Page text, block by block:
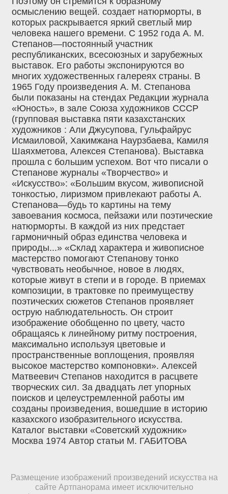
осмыслению вещей. создает натюрморты, в
которых раскрывается яркий светлый мир
человека нашего времени. С 1952 года А. М.
Степанов—постоянный участник
республиканских, всесоюзных и зарубежных
выставок. Его работы экспонируются во
многих художественных галереях страны. В
1965 Году произведения А. М. Степанова
были показаны на стендах Редакции журнала
«Юность», в зале Союза художников СССР
(групповая выставка пяти казахстанских
художников : Али Джусупова, Гульфайрус
Исмаиловой, Хакимжана Наурзбаева, Камиля
Шаяхметова, Алексея Степанова). Выставка
прошла с большим успехом. Вот что писали о
Степанове журналы «Творчество» и
«Искусство»: «Большим вкусом, живописной
тонкостью, лиризмом привлекают работы А.
Степанова—будь то картины на тему
завоевания космоса, пейзажи или поэтические
натюрморты. В каждой из них предстает
гармоничный образ единства человека и
природы...» «Склад характера и живописное
мастерство помогают Степанову тонко
чувствовать необычное, новое в людях,
которые живут в степи и в городе. В приемах
композиции, в трактовке по преимуществу
поэтических сюжетов Степанов проявляет
острую наблюдательность. Он строит
изображение обобщенно по цвету, часто
обращаясь к линейному ритму построения,
максимально используя цветовые и
пространственные воплощения, проявляя
высокое мастерство компоновки». Алексей
Матвеевич Степанов находится в расцвете
творческих сил. За двадцать лет упорных
поисков и целеустремленной работы им
созданы произведения, вошедшие в историю
казахского изобразительного искусства.
Каталог выставки «Советский художник»
Москва 1974 Автор статьи М. ГАБИТОВА
Размещение изображений произведений искусства на
сайте Артпанорама имеет исключительно